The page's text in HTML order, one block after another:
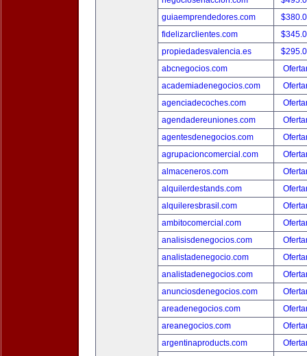
guiaemprendedores.com
fidelizarclientes.com
propiedadesvalencia.es
abcnegocios.com
academiadenegocios.com
agenciadecoches.com
agendadereuniones.com
agentesdenegocios.com
agrupacioncomercial.com
almaceneros.com
alquilerdestands.com
alquileresbrasil.com
ambitocomercial.com
analisisdenegocios.com
analistadenegocio.com
analistadenegocios.com
anunciosdenegocios.com
areadenegocios.com
areanegocios.com
argentinaproducts.com